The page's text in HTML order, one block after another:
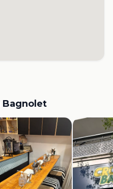
Bagnolet